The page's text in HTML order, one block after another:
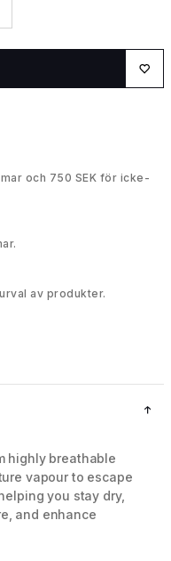
och 750 SEK för icke-
av produkter.
highly breathable
vapour to escape
you stay dry,
and enhance